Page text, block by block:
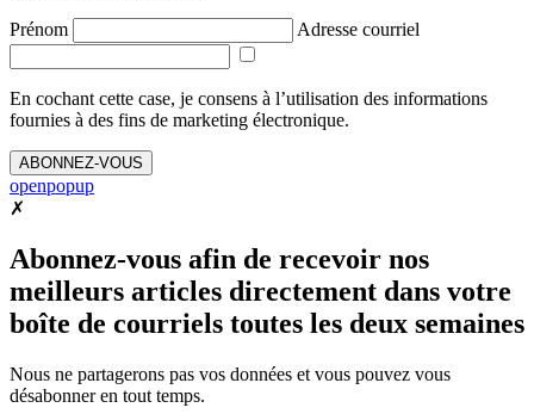
Prénom Adresse courriel
En cochant cette case, je consens à l’utilisation des informations
fournies à des fins de marketing électronique.
ABONNEZ-VOUS
openpopup
✗
Abonnez-vous afin de recevoir nos
meilleurs articles directement dans votre
boîte de courriels toutes les deux semaines
Nous ne partagerons pas vos données et vous pouvez vous
désabonner en tout temps.